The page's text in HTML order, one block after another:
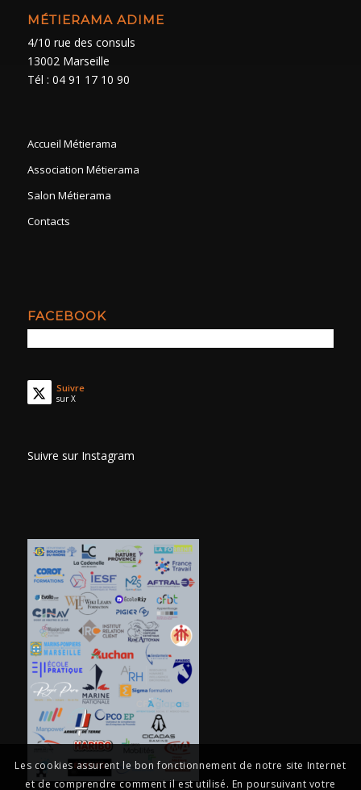
MÉTIERAMA ADIME
4/10 rue des consuls
13002 Marseille
Tél : 04 91 17 10 90
Accueil Métierama
Association Métierama
Salon Métierama
Contacts
FACEBOOK
Suivre
sur X
Suivre sur Instagram
Les cookies assurent le bon fonctionnement de notre site Internet
et de comprendre comment il est utilisé. En poursuivant votre